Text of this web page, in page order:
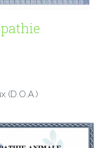
(D.O.A.)